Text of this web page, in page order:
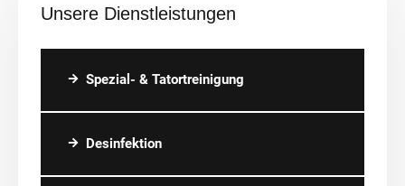
Unsere Dienstleistungen
Spezial- & Tatortreinigung
Desinfektion